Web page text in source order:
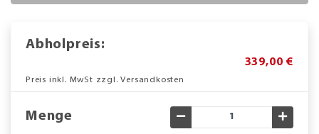
Abholpreis:
339,00 €
Preis inkl. MwSt zzgl. Versandkosten
Menge Gewünschte Menge